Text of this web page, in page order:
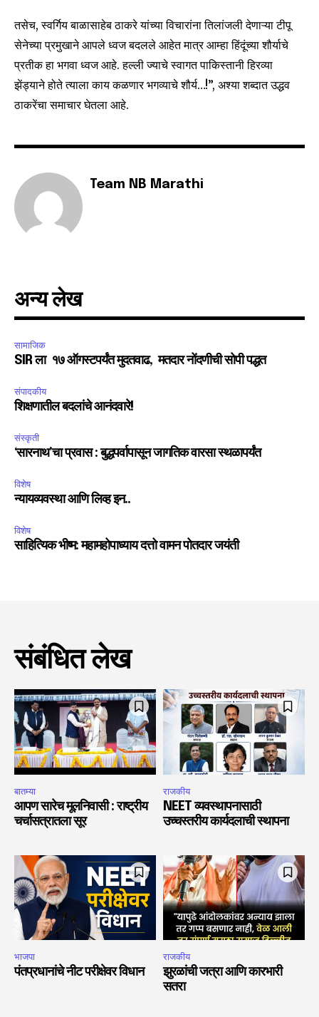
6,300
Fans
32,111
Followers
75
Followers
तसेच, स्वर्गिय बाळासाहेब ठाकरे यांच्या विचारांना तिलांजली देणाऱ्या टीपू
सेनेच्या प्रमुखाने आपले ध्वज बदलले आहेत मात्र आम्हा हिंदूंच्या शौर्याचे
प्रतीक हा भगवा ध्वज आहे. हल्ली ज्याचे स्वागत पाकिस्तानी हिरव्या
झेंड्याने होते त्याला काय कळणार भगव्याचे शौर्य…!”, अश्या शब्दात उद्धव
ठाकरेंचा समाचार घेतला आहे.
Team NB Marathi
अन्य लेख
सामाजिक
SIR ला १७ ऑगस्टपर्यंत मुदतवाढ, मतदार नोंदणीची सोपी पद्धत
संपादकीय
शिक्षणातील बदलांचे आनंदवारे!
संस्कृती
‘सारनाथ’चा प्रवास : बुद्धपर्वापासून जागतिक वारसा स्थळापर्यंत
विशेष
न्यायव्यवस्था आणि लिव्ह इन..
विशेष
साहित्यिक भीष्म: महामहोपाध्याय दत्तो वामन पोतदार जयंती
संबंधित लेख
बातम्या
आपण सारेच मूलनिवासी : राष्ट्रीय
चर्चासत्रातला सूर
राजकीय
NEET व्यवस्थापनासाठी
उच्चस्तरीय कार्यदलाची स्थापना
भाजपा
पंतप्रधानांचे नीट परीक्षेवर विधान
राजकीय
झुरळांची जत्रा आणि कारभारी
सतरा